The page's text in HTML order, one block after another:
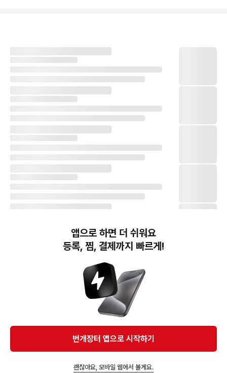
번개장터(주) 사업자정보, 이용약관 및 기타 법적고지
번개장터㈜는 통신판매중개자이며, 통신판매의 당사자가 아닙니다. 전자상거래 등에서의
소비자보호에 관한 법률 등 관련 법령 및 번개장터㈜의 약관에 따라 상품, 상품정보, 거래에 관한 책임은
개별 판매자에게 귀속하고, 번개장터㈜는 원칙적으로 회원간 거래에 대하여 책임을 지지 않습니다.
다만, 번개장터㈜가 직접 판매하는 상품에 대한 책임은 번개장터㈜에게 귀속합니다.
앱으로 하면 더 쉬워요
등록, 찜, 결제까지 빠르게!
번개장터 앱으로 시작하기
괜찮아요, 모바일 웹에서 볼게요.